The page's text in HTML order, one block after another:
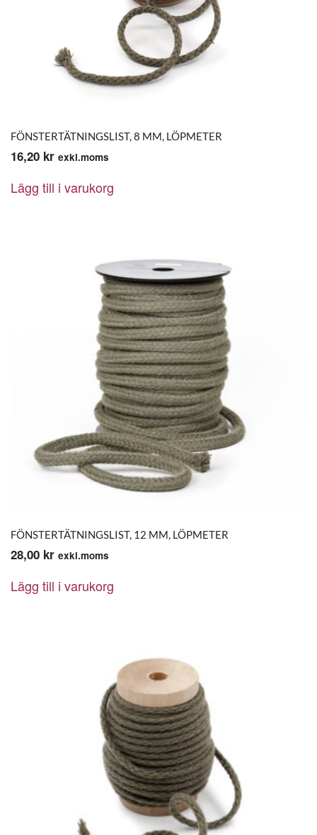
FÖNSTERTÄTNINGSLIST, 8 MM, LÖPMETER
16,20 kr exkl.moms
Lägg till i varukorg
FÖNSTERTÄTNINGSLIST, 12 MM, LÖPMETER
28,00 kr exkl.moms
Lägg till i varukorg